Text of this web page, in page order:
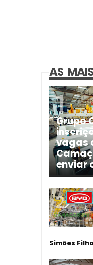
AS
Grupo
vagas
enviar
Simões